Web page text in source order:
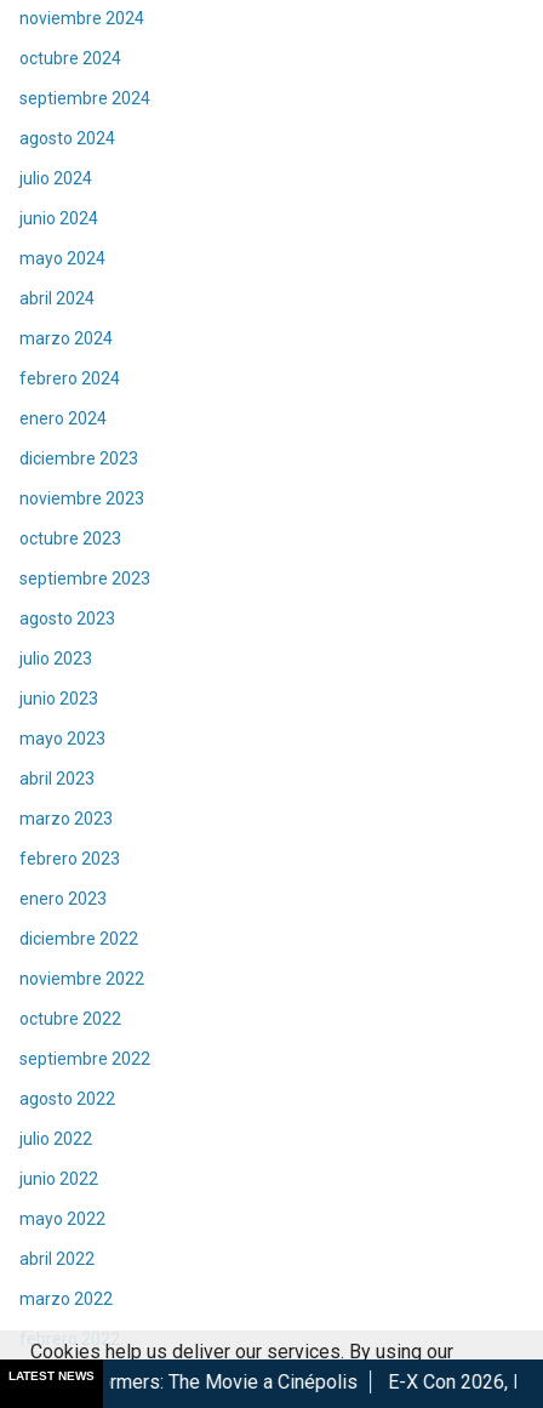
noviembre 2024
octubre 2024
septiembre 2024
agosto 2024
julio 2024
junio 2024
mayo 2024
abril 2024
marzo 2024
febrero 2024
enero 2024
diciembre 2023
noviembre 2023
octubre 2023
septiembre 2023
agosto 2023
julio 2023
junio 2023
mayo 2023
abril 2023
marzo 2023
febrero 2023
enero 2023
diciembre 2022
noviembre 2022
octubre 2022
septiembre 2022
agosto 2022
julio 2022
junio 2022
mayo 2022
abril 2022
marzo 2022
enero 2022
LATEST NEWSThe Movie a Cinépolis E-X Con 2026, Éxito total en la
Cookies help us deliver our services. By using our
services, you agree to our use of cookies.
Got it